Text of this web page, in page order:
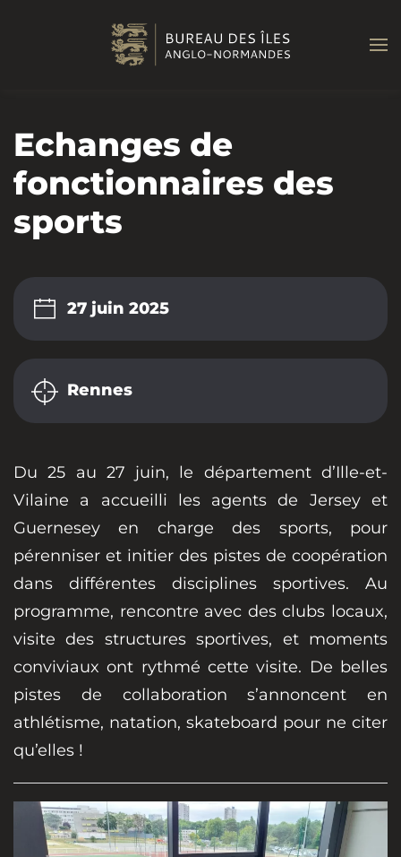
Passer au contenu principal
Echanges de
fonctionnaires des
sports
27 juin 2025
Rennes
Du 25 au 27 juin, le département d’Ille-et-
Vilaine a accueilli les agents de Jersey et
Guernesey en charge des sports, pour
pérenniser et initier des pistes de coopération
dans différentes disciplines sportives. Au
programme, rencontre avec des clubs locaux,
visite des structures sportives, et moments
conviviaux ont rythmé cette visite. De belles
pistes de collaboration s’annoncent en
athlétisme, natation, skateboard pour ne citer
qu’elles !